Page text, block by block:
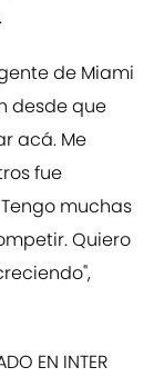
de Miami
desde que
acá. Me
fue
muchas
Quiero
EN INTER